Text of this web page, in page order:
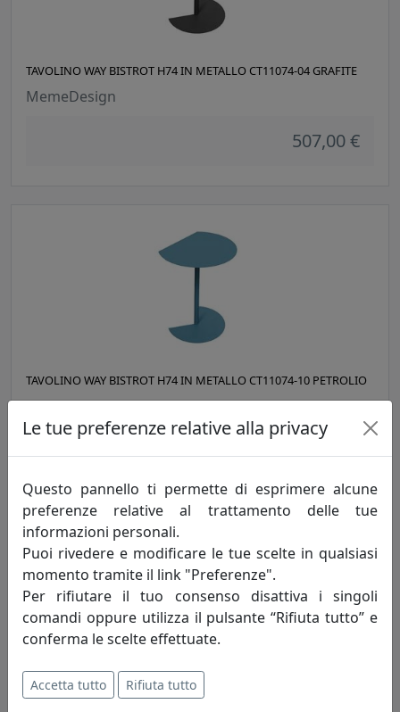
TAVOLINO WAY BISTROT H74 IN METALLO CT11074-04 GRAFITE
MemeDesign
507,00 €
TAVOLINO WAY BISTROT H74 IN METALLO CT11074-10 PETROLIO
MemeDesign
507,00 €
TAVOLINO WAY BISTROT H74 IN METALLO CT11074-12 NERO
Le tue preferenze relative alla privacy
Questo pannello ti permette di esprimere alcune
preferenze relative al trattamento delle tue
informazioni personali.
Puoi rivedere e modificare le tue scelte in qualsiasi
momento tramite il link "Preferenze".
Per rifiutare il tuo consenso disattiva i singoli
comandi oppure utilizza il pulsante “Rifiuta tutto” e
conferma le scelte effettuate.
Accetta tutto Rifiuta tutto